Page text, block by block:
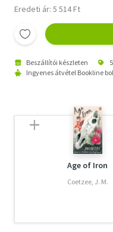
Eredeti ár: 5 514 Ft
Beszállítói készleten
Ingyenes átvétel Bookline
Age of Iron
Coetzee, J. M.